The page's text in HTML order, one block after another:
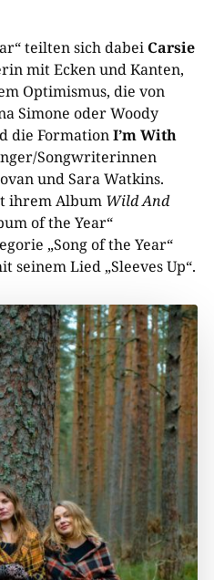
teilten sich dabei Carsie
mit Ecken und Kanten,
Optimismus, die von
Simone oder Woody
die FormationI’m With
Songwriterinnen
und Sara Watkins.
ihrem Album Wild And
of the Year“
„Song of the Year“
seinem Lied „Sleeves Up“.